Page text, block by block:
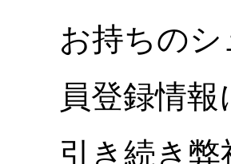
お持ちの
員登録情
引き続き